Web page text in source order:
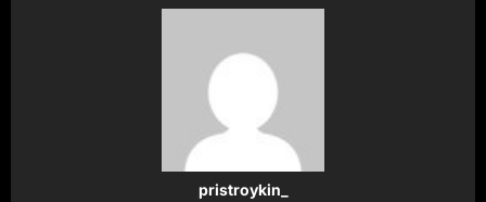
pristroykin_